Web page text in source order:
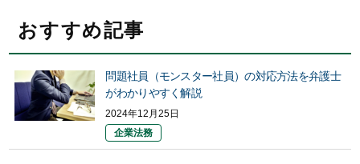
おすすめ記事
問題社員（モンスター社員）の対応方法を弁護士
がわかりやすく解説
2024年12月25日
企業法務